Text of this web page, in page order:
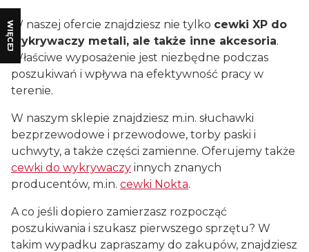
WIĘCEJW naszej ofercie znajdziesz nie tylko cewki XP do
wykrywaczy metali, ale także inne akcesoria.
Właściwe wyposażenie jest niezbędne podczas
poszukiwań i wpływa na efektywność pracy w
terenie.
W naszym sklepie znajdziesz m.in. słuchawki
bezprzewodowe i przewodowe, torby paski i
uchwyty, a także części zamienne. Oferujemy także
cewki do wykrywaczy innych znanych
producentów, m.in. cewki Nokta.
A co jeśli dopiero zamierzasz rozpocząć
poszukiwania i szukasz pierwszego sprzętu? W
takim wypadku zapraszamy do zakupów, znajdziesz